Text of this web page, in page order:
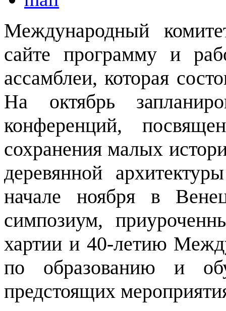
Международный
сайте программу и
ассамблеи, которая
На октябрь
конференций,
сохранения малых
деревянной
начале ноября в
симпозиум,
хартии и 40-летию
по образованию и
предстоящих